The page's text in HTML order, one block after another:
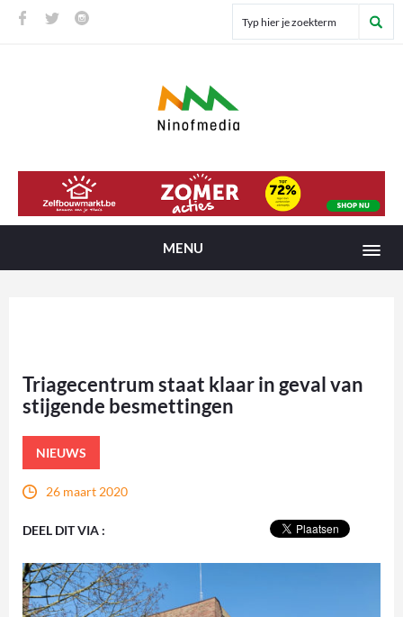
MENU
Triagecentrum staat klaar in geval van
stijgende besmettingen
NIEUWS
26 maart 2020
DEEL DIT VIA :